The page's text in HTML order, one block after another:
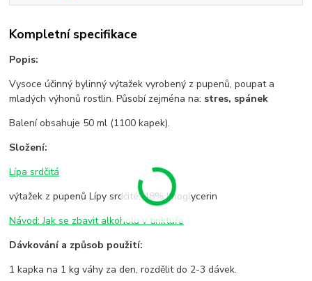
Kompletní specifikace
Popis:
Vysoce účinný bylinný výtažek vyrobený z pupenů, poupat a
mladých výhonů rostlin. Působí zejména na: stres, spánek
Balení obsahuje 50 ml (1100 kapek).
Složení:
Lípa srdčitá
výtažek z pupenů Lípy srdčité, 48% lihoglycerin
Návod: Jak se zbavit alkoholu v tinktuře
Dávkování a způsob použití:
1 kapka na 1 kg váhy za den, rozdělit do 2-3 dávek.